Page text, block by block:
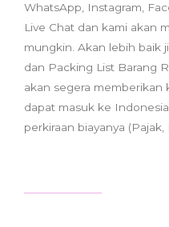
WhatsApp, Instagram,
Live Chat dan kami akan
mungkin. Akan lebih baik
dan Packing List Barang
akan segera memberikan
dapat masuk ke
perkiraan biayanya (Pajak,